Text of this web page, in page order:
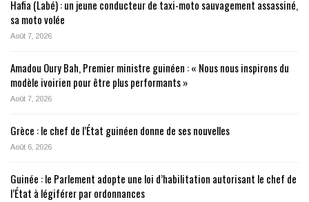
Hafia (Labé) : un jeune conducteur de taxi-moto sauvagement assassiné,
sa moto volée
Août 7, 2026
Amadou Oury Bah, Premier ministre guinéen : « Nous nous inspirons du
modèle ivoirien pour être plus performants »
Août 7, 2026
Grèce : le chef de l’État guinéen donne de ses nouvelles
Août 6, 2026
Guinée : le Parlement adopte une loi d’habilitation autorisant le chef de
l’État à légiférer par ordonnances